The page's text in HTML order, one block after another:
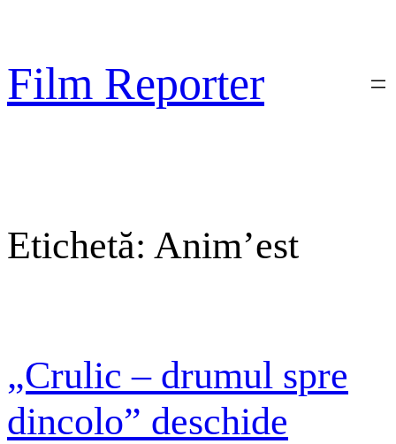
conținut
Film Reporter
Etichetă: Anim’est
„Crulic – drumul spre
dincolo” deschide